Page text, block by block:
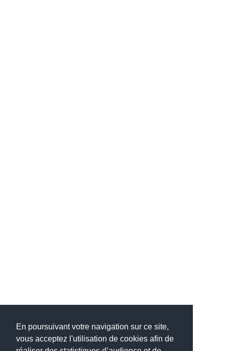
En poursuivant votre navigation sur ce site,
vous acceptez l'utilisation de cookies afin de